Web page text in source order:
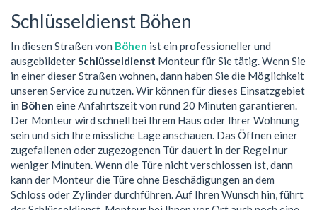
Schlüsseldienst Böhen
In diesen Straßen von Böhen ist ein professioneller und
ausgebildeterSchlüsseldienst Monteur für Sie tätig. Wenn Sie
in einer dieser Straßen wohnen, dann haben Sie die Möglichkeit
unseren Service zu nutzen. Wir können für dieses Einsatzgebiet
in Böhen eine Anfahrtszeit von rund 20 Minuten garantieren.
Der Monteur wird schnell bei Ihrem Haus oder Ihrer Wohnung
sein und sich Ihre missliche Lage anschauen. Das Öffnen einer
zugefallenen oder zugezogenen Tür dauert in der Regel nur
weniger Minuten. Wenn die Türe nicht verschlossen ist, dann
kann der Monteur die Türe ohne Beschädigungen an dem
Schloss oder Zylinder durchführen. Auf Ihren Wunsch hin, führt